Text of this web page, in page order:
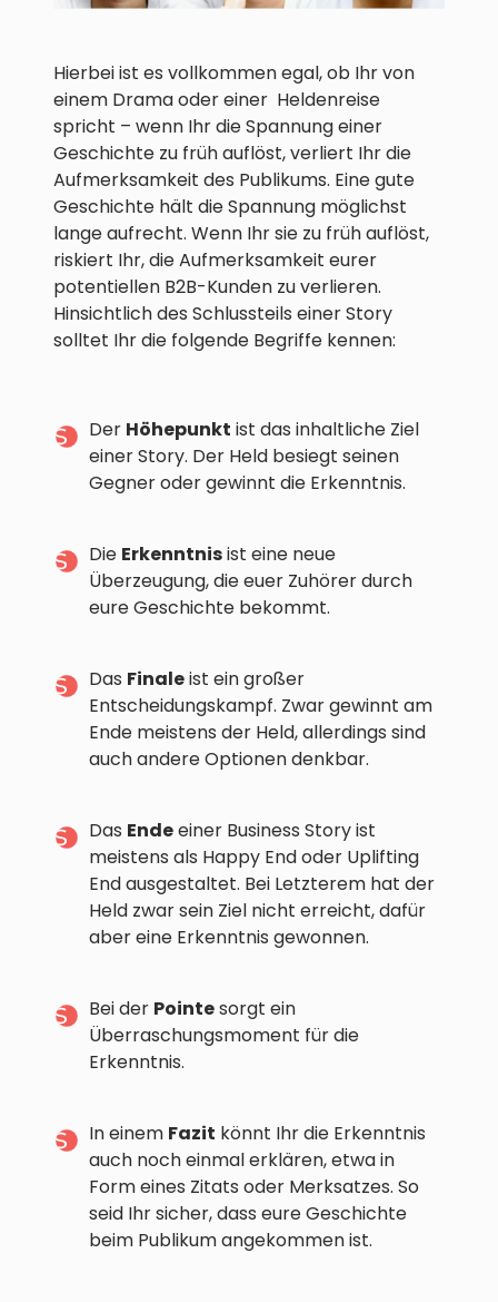
Hierbei ist es vollkommen egal, ob Ihr von
einem Drama oder einer Heldenreise
spricht – wenn Ihr die Spannung einer
Geschichte zu früh auflöst, verliert Ihr die
Aufmerksamkeit des Publikums. Eine gute
Geschichte hält die Spannung möglichst
lange aufrecht. Wenn Ihr sie zu früh auflöst,
riskiert Ihr, die Aufmerksamkeit eurer
potentiellen B2B-Kunden zu verlieren.
Hinsichtlich des Schlussteils einer Story
solltet Ihr die folgende Begriffe kennen:
Der Höhepunkt ist das inhaltliche Ziel
einer Story. Der Held besiegt seinen
Gegner oder gewinnt die Erkenntnis.
Die Erkenntnisist eine neue
Überzeugung, die euer Zuhörer durch
eure Geschichte bekommt.
Das Finaleist ein großer
Entscheidungskampf. Zwar gewinnt am
Ende meistens der Held, allerdings sind
auch andere Optionen denkbar.
Das Endeeiner Business Story ist
meistens als Happy End oder Uplifting
End ausgestaltet. Bei Letzterem hat der
Held zwar sein Ziel nicht erreicht, dafür
aber eine Erkenntnis gewonnen.
Bei der Pointesorgt ein
Überraschungsmoment für die
Erkenntnis.
In einem Fazit könnt Ihr die Erkenntnis
auch noch einmal erklären, etwa in
Form eines Zitats oder Merksatzes. So
seid Ihr sicher, dass eure Geschichte
beim Publikum angekommen ist.